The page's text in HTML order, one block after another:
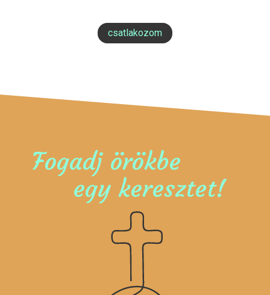
csatlakozom
Fogadj örökbe
egy keresztet!